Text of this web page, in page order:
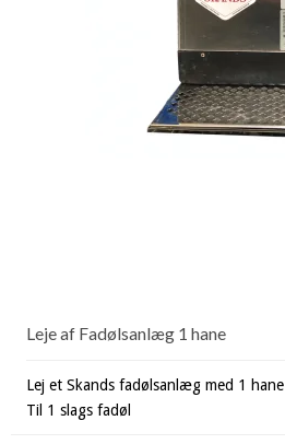
Leje af Fadølsanlæg 1 hane
Lej et Skands fadølsanlæg med 1 hane
Til 1 slags fadøl